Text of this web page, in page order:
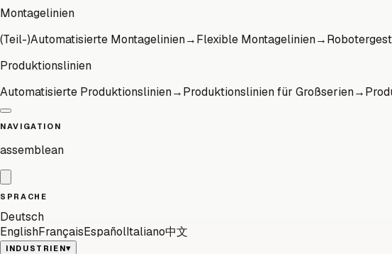
Montagelinien
(Teil-)Automatisierte Montagelinien→Flexible Montagelinien→
Produktionslinien
Automatisierte Produktionslinien→Produktionslinien für Großserien→
NAVIGATION
assemblean
SPRACHE
Deutsch
EnglishFrançaisEspañolItaliano中文
INDUSTRIEN▾